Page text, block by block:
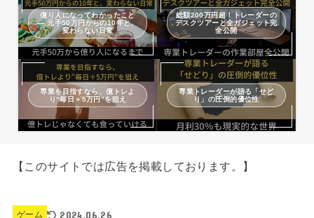
億り人になってわかったこと
— 元手50万円からの10年と、
変わらない日常
総額200万円超！トレーダーの
デスクツアーと全ガジェット完
全公開
専業を目指すなら、億トレよ
り“毎日＋5万円”を狙え
専業トレーダーが語る「せど
り」の圧倒的優位性
【このサイトでは広告を掲載しております。】
ゲーム 2024.06.26